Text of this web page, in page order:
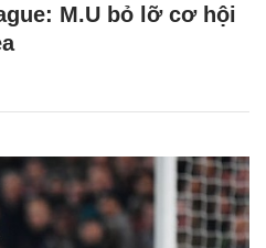
M.U bỏ lỡ cơ hội